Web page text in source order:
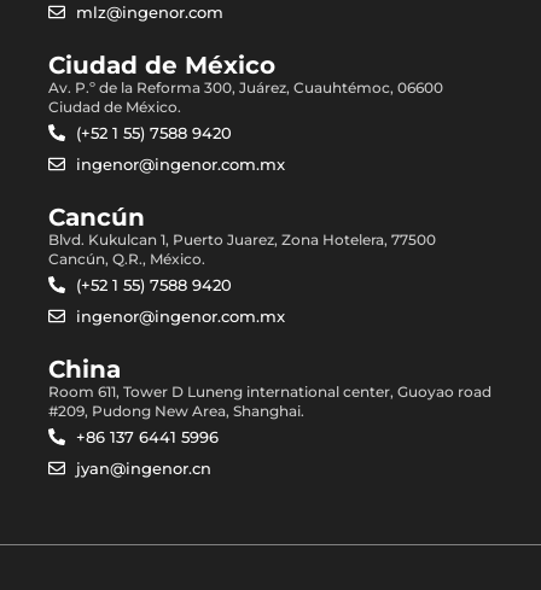
mlz@ingenor.com
Ciudad de México
Av. P.º de la Reforma 300, Juárez, Cuauhtémoc, 06600
Ciudad de México.
(+52 1 55) 7588 9420
ingenor@ingenor.com.mx
Cancún
Blvd. Kukulcan 1, Puerto Juarez, Zona Hotelera, 77500
Cancún, Q.R., México.
(+52 1 55) 7588 9420
ingenor@ingenor.com.mx
China
Room 611, Tower D Luneng international center, Guoyao road
#209, Pudong New Area, Shanghai.
+86 137 6441 5996
jyan@ingenor.cn